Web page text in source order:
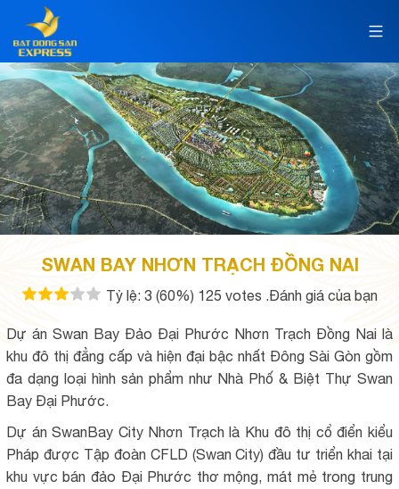
SWAN BAY NHƠN TRẠCH ĐỒNG NAI
Tỷ lệ: 3 (60%) 125 votes .Đánh giá của bạn
Dự án Swan Bay Đảo Đại Phước Nhơn Trạch Đồng Nai là
khu đô thị đẳng cấp và hiện đại bậc nhất Đông Sài Gòn gồm
đa dạng loại hình sản phẩm như Nhà Phố & Biệt Thự Swan
Bay Đại Phước.
Dự án SwanBay City Nhơn Trạch là Khu đô thị cổ điển kiểu
Pháp được Tập đoàn CFLD (Swan City) đầu tư triển khai tại
khu vực bán đảo Đại Phước thơ mộng, mát mẻ trong trung